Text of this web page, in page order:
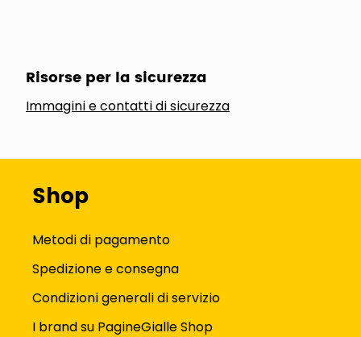
Risorse per la sicurezza
Immagini e contatti di sicurezza
Shop
Metodi di pagamento
Spedizione e consegna
Condizioni generali di servizio
I brand su PagineGialle Shop